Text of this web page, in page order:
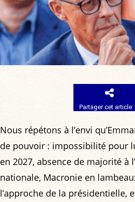
Partager cet article
Nous répétons à l’envi
de pouvoir : impossibilité pour
en 2027, absence de majorité à
nationale, Macronie en
l’approche de la présidentielle,